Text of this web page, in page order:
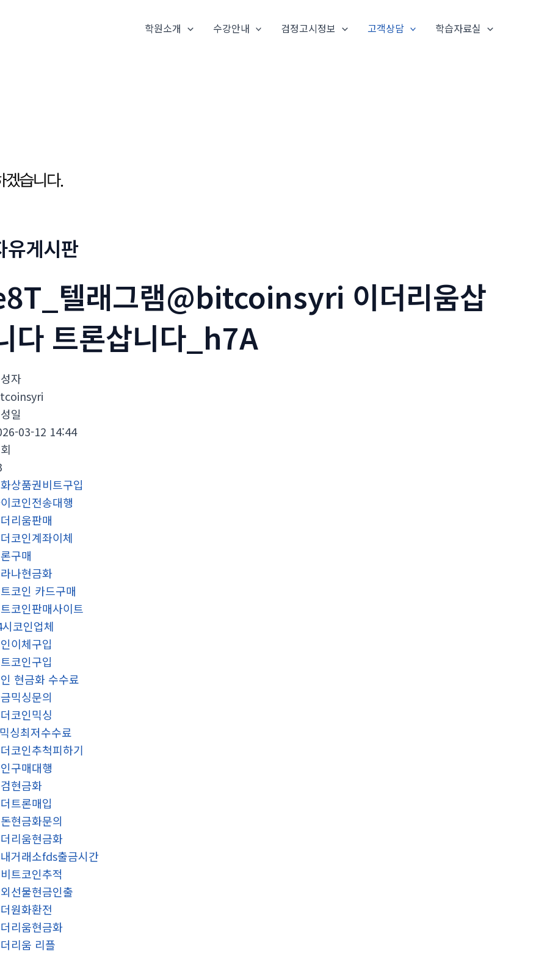
학원소개 수강안내 검정고시정보 고객상담 학습자료실
유게시판
텔래그램@bitcoinsyri 이더리움삽
다 트론삽니다_h7A
자
일
03-12 14:44
상품권비트구입
코인전송대행
리움판매
코인계좌이체
구매
나현금화
코인 카드구매
코인판매사이트
코인업체
이체구입
코인구입
현금화 수수료
믹싱문의
코인믹싱
싱최저수수료
코인추척피하기
구매대행
현금화
트론매입
현금화문의
리움현금화
거래소fds출금시간
트코인추적
선물현금인출
원화환전
리움현금화
리움 리플